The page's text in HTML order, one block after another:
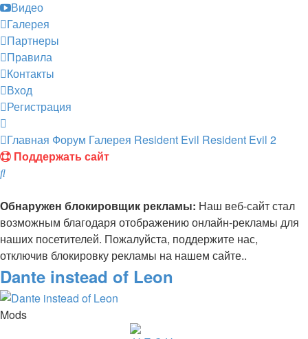
Видео
Галерея
Партнеры
Правила
Контакты
Вход
Регистрация
Главная Форум Галерея Resident Evil Resident Evil 2
Поддержать сайт
Поиск
Обнаружен блокировщик рекламы: Наш веб-сайт стал
возможным благодаря отображению онлайн-рекламы для
наших посетителей. Пожалуйста, поддержите нас,
отключив блокировку рекламы на нашем сайте..
Dante instead of Leon
Mods